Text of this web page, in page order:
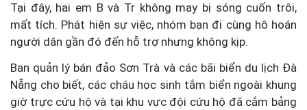
Tại đây, hai em B và Tr không may bị sóng cuốn trôi,
mất tích. Phát hiện sự việc, nhóm bạn đi cùng hô hoán
người dân gần đó đến hỗ trợ nhưng không kịp.
Ban quản lý bán đảo Sơn Trà và các bãi biển du lịch Đà
Nẵng cho biết, các cháu học sinh tắm biển ngoài khung
giờ trực cứu hộ và tại khu vực đội cứu hộ đã cắm bảng